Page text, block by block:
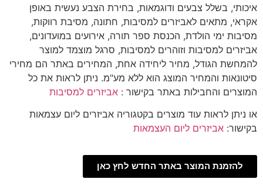
איכותי, בשלל צבעים ודוגמאות, בחירת הצבע נעשית באופן
אקראי, מתאים לאביזרים למסיבות, חתונה, מסיבת רווקות,
מסיבות ימי הולדת, הכנסת ספר תורה, אירועים במועדונים,
אביזרים למסיבות וזוהרים למסיבות, סרגל מוצמד למוצר
להמחשת הגודל, מחיר ליחידה אחת, המחירים באתר הם מחירי
סיטונאות והמחיר המוצג הוא ללא מע"מ. ניתן לראות את כל
המוצרים והחבילות באתר בקישור : אביזרים למסיבות
או ניתן לראות עוד מוצרים בקטגוריה אביזרים ליום עצמאות
בקישור: אביזרים ליום העצמאות
להזמנת המוצר באתר החדש לחץ כאן